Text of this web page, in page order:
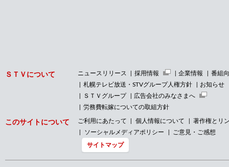
ＳＴＶについて ニュースリリース 採用情報 企業情報
番組
札幌テレビ放送・STVグループ人権方針
お知らせ
ＳＴＶグループ
広告会社のみなさまへ
労務費転嫁についての取組方針
このサイトについて ご利用にあたって 個人情報について
著作権とリ
ソーシャルメディアポリシー
ご意見・ご感想
サイトマップ